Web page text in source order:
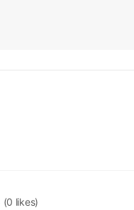
(0 likes)